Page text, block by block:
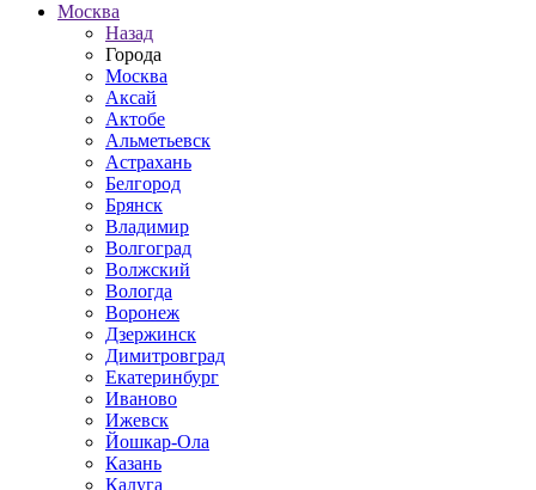
Москва
Назад
Города
Москва
Аксай
Актобе
Альметьевск
Астрахань
Белгород
Брянск
Владимир
Волгоград
Волжский
Вологда
Воронеж
Дзержинск
Димитровград
Екатеринбург
Иваново
Ижевск
Йошкар-Ола
Казань
Калуга